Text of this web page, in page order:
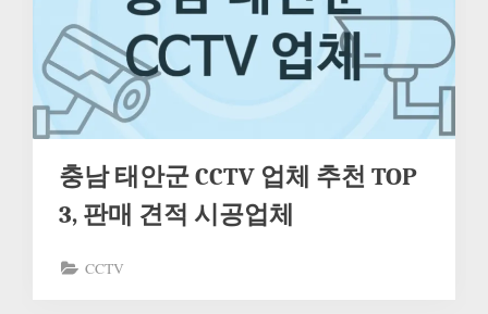
충남 태안군 CCTV 업체 추천 TOP
3, 판매 견적 시공업체
CCTV